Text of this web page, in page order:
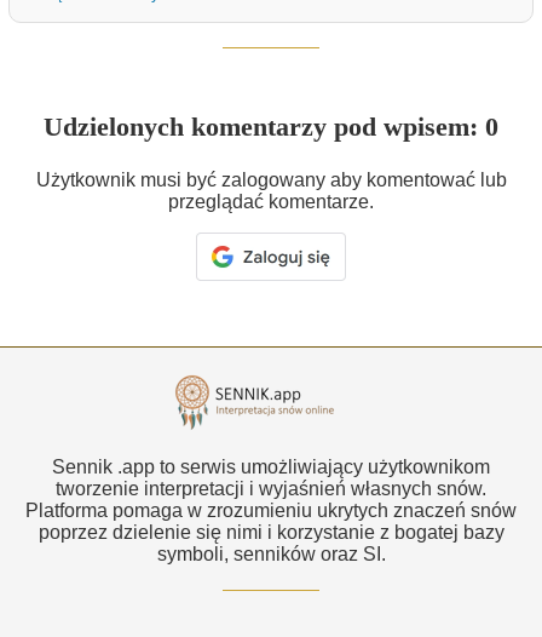
Udzielonych komentarzy pod wpisem: 0
Użytkownik musi być zalogowany aby komentować lub
przeglądać komentarze.
Sennik .app to serwis umożliwiający użytkownikom
tworzenie interpretacji i wyjaśnień własnych snów.
Platforma pomaga w zrozumieniu ukrytych znaczeń snów
poprzez dzielenie się nimi i korzystanie z bogatej bazy
symboli, senników oraz SI.